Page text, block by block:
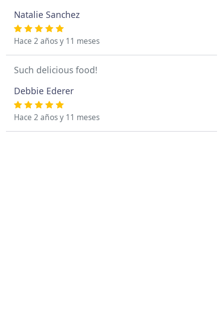
Natalie Sanchez
Hace 2 años y 11 meses
Such delicious food!
Debbie Ederer
Hace 2 años y 11 meses